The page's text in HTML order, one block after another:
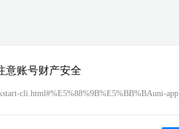
意账号财产安全
cli.html#%E5%88%9B%E5%BB%BAuni-app